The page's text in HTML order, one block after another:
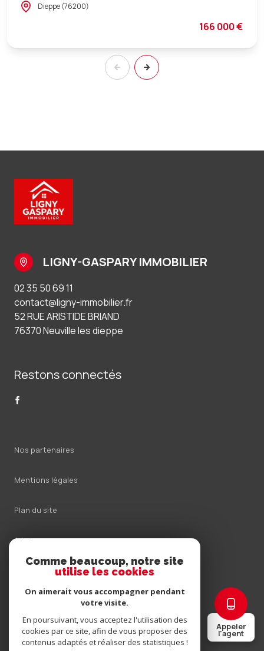
Appeler
l'agent
Dieppe (76200)
166 000 €
LIGNY-GASPARY IMMOBILIER
02 35 50 69 11
contact@ligny-immobilier.fr
52 RUE ARISTIDE BRIAND
76370 Neuville les dieppe
Restons connectés
Nos partenaires
Mentions légales
Plan du site
Admin
Nos honoraires
Cookies
Comme beaucoup, notre site
utilise les cookies
On aimerait vous accompagner pendant
votre visite.
En poursuivant, vous acceptez l'utilisation des
cookies par ce site, afin de vous proposer des
contenus adaptés et réaliser des statistiques !